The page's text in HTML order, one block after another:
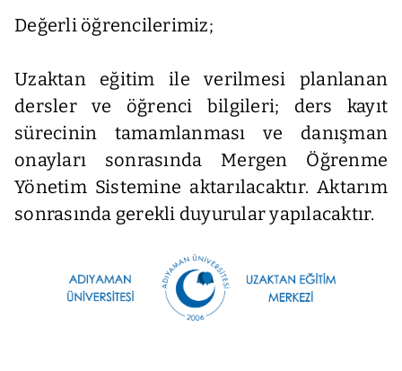
Değerli öğrencilerimiz;
Uzaktan eğitim ile verilmesi planlanan
dersler ve öğrenci bilgileri; ders kayıt
sürecinin tamamlanması ve danışman
onayları sonrasında Mergen Öğrenme
Yönetim Sistemine aktarılacaktır. Aktarım
sonrasında gerekli duyurular yapılacaktır.